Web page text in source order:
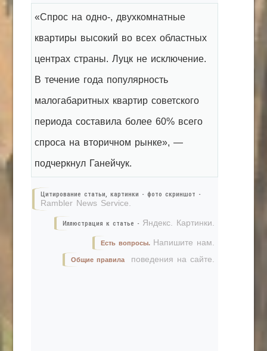
«Спрос на одно-, двухкомнатные
квартиры высокий во всех областных
центрах страны. Луцк не исключение.
В течение года популярность
малогабаритных квартир советского
периода составила более 60% всего
спроса на вторичном рынке», —
подчеркнул Ганейчук.
Цитирование статьи, картинки - фото скриншот -
Rambler News Service.
Иллюстрация к статье - Яндекс. Картинки.
Есть вопросы. Напишите нам.
Общие правила поведения на сайте.